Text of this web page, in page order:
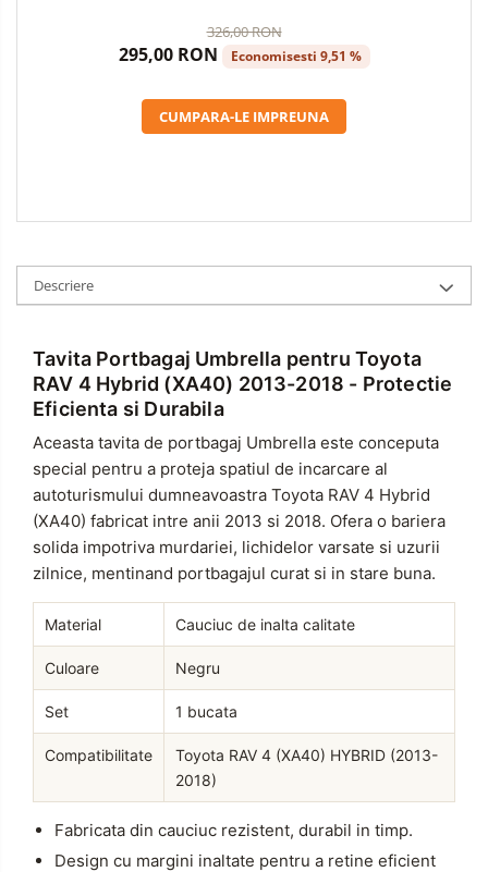
326,00 RON
295,00 RON Economisesti 9,51 %
CUMPARA-LE IMPREUNA
Descriere
Tavita Portbagaj Umbrella pentru Toyota
RAV 4 Hybrid (XA40) 2013-2018 - Protectie
Eficienta si Durabila
Aceasta tavita de portbagaj Umbrella este conceputa
special pentru a proteja spatiul de incarcare al
autoturismului dumneavoastra Toyota RAV 4 Hybrid
(XA40) fabricat intre anii 2013 si 2018. Ofera o bariera
solida impotriva murdariei, lichidelor varsate si uzurii
zilnice, mentinand portbagajul curat si in stare buna.
Material Cauciuc de inalta calitate
Culoare Negru
Set 1 bucata
Compatibilitate
Toyota RAV 4 (XA40) HYBRID (2013-
2018)
Fabricata din cauciuc rezistent, durabil in timp.
Design cu margini inaltate pentru a retine eficient